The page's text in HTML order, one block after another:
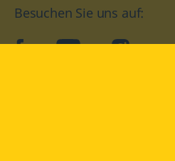
Besuchen Sie uns auf:
facebookYouTube Instagram